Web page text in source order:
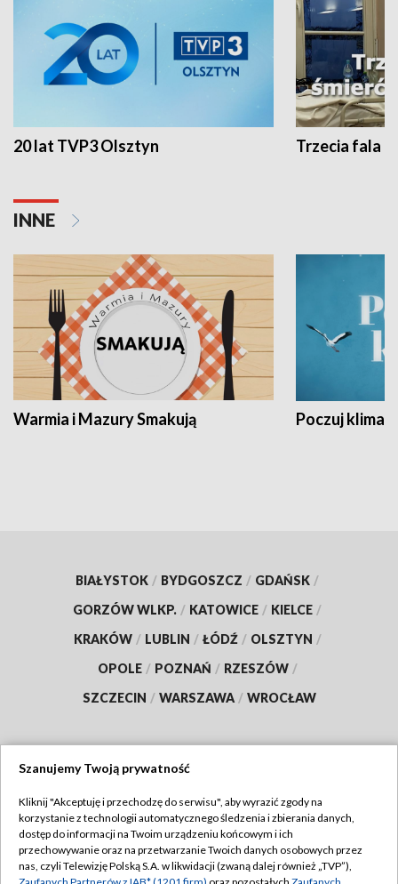
20 lat TVP3 Olsztyn Trzecia fala -
INNE
Warmia i Mazury Smakują Poczuj klimat
BIAŁYSTOK / BYDGOSZCZ / GDAŃSK /
GORZÓW WLKP. / KATOWICE / KIELCE /
KRAKÓW / LUBLIN / ŁÓDŹ / OLSZTYN /
OPOLE / POZNAŃ / RZESZÓW /
SZCZECIN / WARSZAWA / WROCŁAW
TVP
Abonament TVP
Emisja w TVP
Regulamin TVP
Szanujemy Twoją prywatność
Kliknij "Akceptuję i przechodzę do serwisu", aby wyrazić zgody na
korzystanie z technologii automatycznego śledzenia i zbierania danych,
dostęp do informacji na Twoim urządzeniu końcowym i ich
przechowywanie oraz na przetwarzanie Twoich danych osobowych przez
nas, czyli Telewizję Polską S.A. w likwidacji (zwaną dalej również „TVP”),